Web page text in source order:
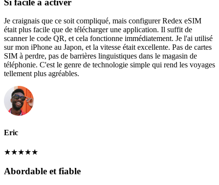
Je craignais que ce soit compliqué, mais configurer Redex eSIM
était plus facile que de télécharger une application. Il suffit de
scanner le code QR, et cela fonctionne immédiatement. Je l'ai utilisé
sur mon iPhone au Japon, et la vitesse était excellente. Pas de cartes
SIM à perdre, pas de barrières linguistiques dans le magasin de
téléphonie. C'est le genre de technologie simple qui rend les voyages
tellement plus agréables.
Eric
★★★★★
Abordable et fiable